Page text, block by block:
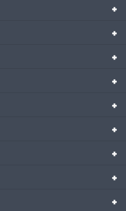
+
+
+
+
+
+
+
+
+